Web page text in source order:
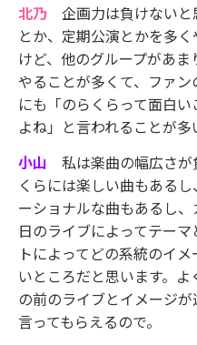
北乃 企画力は負けないと
とか、定期公演とかを多
けど、他のグループがあ
やることが多くて、ファ
にも「のらくらって面白
よね」と言われることが多
小山 私は楽曲の幅広さが
くらには楽しい曲もある
ーショナルな曲もあるし
日のライブによってテー
トによってどの系統のイ
いところだと思います。
の前のライブとイメージ
言ってもらえるので。